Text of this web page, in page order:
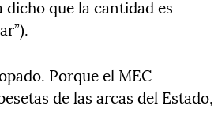
que la cantidad es
Porque el MEC
de las arcas del Estado,